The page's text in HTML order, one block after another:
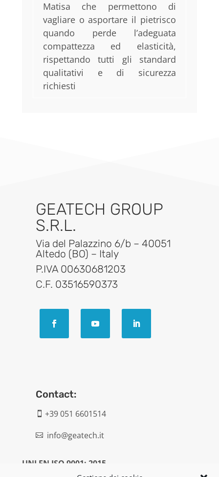
Matisa che permettono di
vagliare o asportare il pietrisco
quando perde l’adeguata
compattezza ed elasticità,
rispettando tutti gli standard
qualitativi e di sicurezza
richiesti
GEATECH GROUP
S.R.L.
Via del Palazzino 6/b – 40051
Altedo (BO) – Italy
P.IVA 00630681203
C.F. 03516590373
Contact:
 +39 051 6601514
 info@geatech.it
UNI EN ISO 9001: 2015